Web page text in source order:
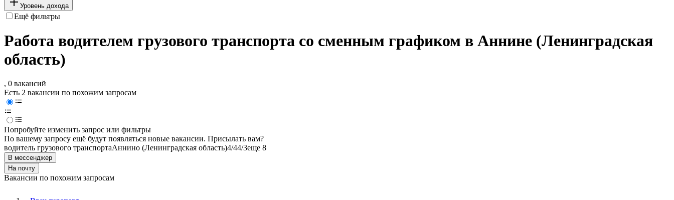
Уровень дохода
Ещё фильтры
Работа водителем грузового транспорта со сменным графиком в Аннине (Ленинградская
область)
, 0 вакансий
Есть 2 вакансии по похожим запросам
Попробуйте изменить запрос или фильтры
По вашему запросу ещё будут появляться новые вакансии. Присылать вам?
водитель грузового транспортаАннино (Ленинградская область)4/44/3еще 8
В мессенджер
На почту
Вакансии по похожим запросам